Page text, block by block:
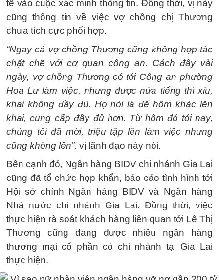
tế vào cuộc xác minh thông tin. Đồng thời, vị này
cũng thông tin về việc vợ chồng chị Thương
chưa tích cực phối hợp.
“Ngay cả vợ chồng Thương cũng không hợp tác
chặt chẽ với cơ quan công an. Cách đây vài
ngày, vợ chồng Thương có tới Công an phường
Hoa Lư làm việc, nhưng được nửa tiếng thì xỉu,
khai không đầy đủ. Họ nói là để hôm khác lên
khai, cung cấp đầy đủ hơn. Từ hôm đó tới nay,
chúng tôi đã mời, triệu tập lên làm việc nhưng
cũng không lên”, vị lãnh đạo này nói.
Bên cạnh đó, Ngân hàng BIDV chi nhánh Gia Lai
cũng đã tổ chức họp khẩn, báo cáo tình hình tới
Hội sở chính Ngân hàng BIDV và Ngân hàng
Nhà nước chi nhánh Gia Lai. Đồng thời, việc
thực hiện rà soát khách hàng liên quan tới Lê Thị
Thương cũng đang được nhiều ngân hàng
thương mại cổ phần có chi nhánh tại Gia Lai
thực hiện.